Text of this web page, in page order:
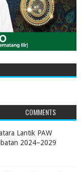
COMMENTS
Lantik PAW
2024–2029